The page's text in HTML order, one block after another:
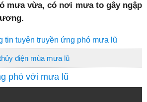
mưa vừa, có nơi mưa to gây ngập
tin tuyên truyền ứng phó mưa lũ
điện mùa mưa lũ
phó với mưa lũ